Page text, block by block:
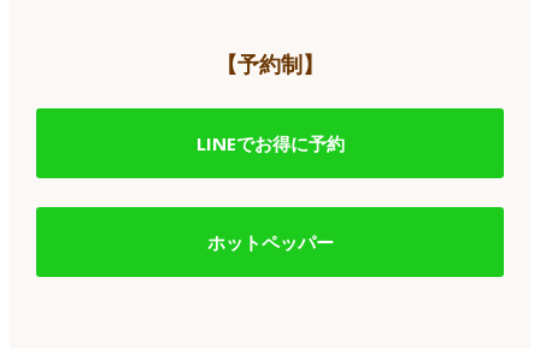
【予約制】
LINEでお得に予約
ホットペッパー